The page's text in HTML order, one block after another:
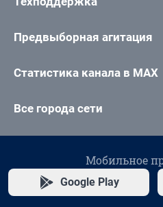
Предвыборная агитация
Статистика канала в MAX
Все города сети
Мобильное
Google Play